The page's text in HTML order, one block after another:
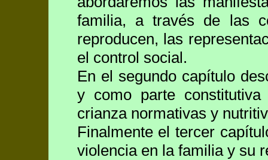
familia, a través de las
reproducen, las
el control social.
En el segundo capítulo
y como parte
crianza normativas y
Finalmente el tercer
violencia en la familia y su